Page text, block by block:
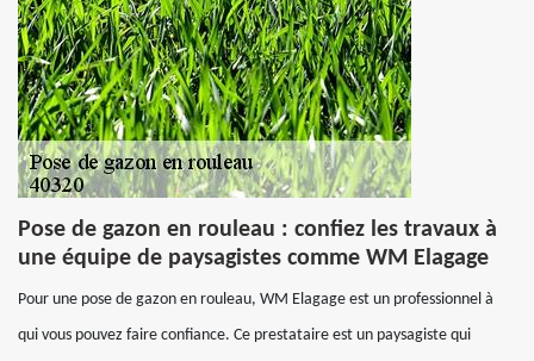
Pose de gazon en rouleau : confiez les travaux à
une équipe de paysagistes comme WM Elagage
Pour une pose de gazon en rouleau, WM Elagage est un professionnel à
qui vous pouvez faire confiance. Ce prestataire est un paysagiste qui